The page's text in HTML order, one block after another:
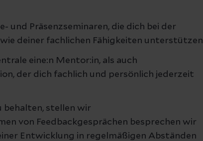
und Präsenzseminaren, die dich bei der
deiner fachlichen Fähigkeiten unterstützen
eine:n Mentor:in, als auch
der dich fachlich und persönlich jederzeit
behalten, stellen wir
von Feedbackgesprächen besprechen wir
Entwicklung in regelmäßigen Abständen